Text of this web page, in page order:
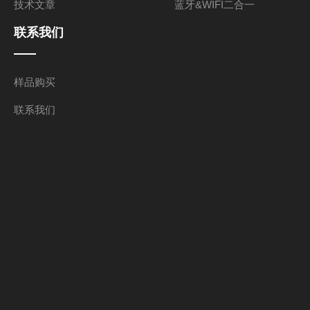
技术文章 蓝牙&WIFI二合一
联系我们
样品购买
联系我们